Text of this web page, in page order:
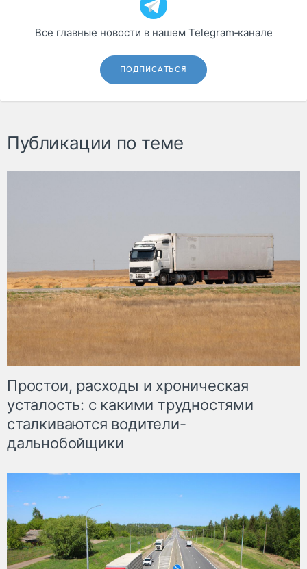
Все главные новости в нашем Telegram‑канале
ПОДПИСАТЬСЯ
Публикации по теме
Простои, расходы и хроническая
усталость: с какими трудностями
сталкиваются водители-
дальнобойщики